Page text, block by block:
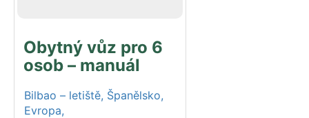
nás prosím při rezervaci.
Obytný vůz pro 6
osob – manuál
Bilbao – letiště, Španělsko,
Evropa,